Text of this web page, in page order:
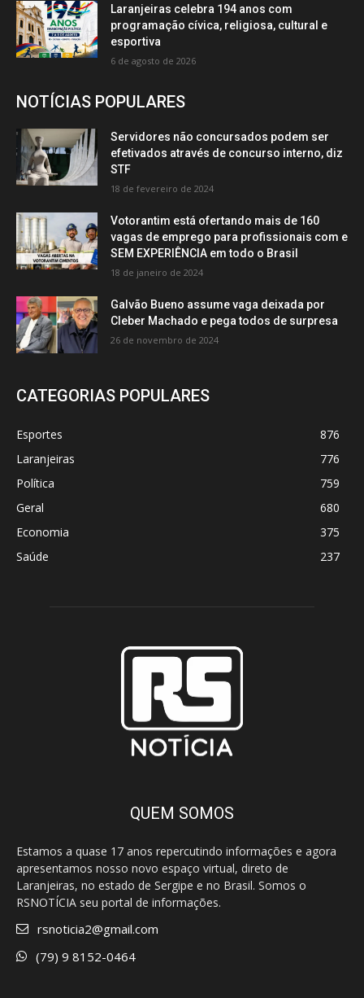
Laranjeiras celebra 194 anos com
programação cívica, religiosa, cultural e
esportiva
6 de agosto de 2026
NOTÍCIAS POPULARES
Servidores não concursados podem ser
efetivados através de concurso interno, diz
STF
18 de fevereiro de 2024
Votorantim está ofertando mais de 160
vagas de emprego para profissionais com e
SEM EXPERIÊNCIA em todo o Brasil
18 de janeiro de 2024
Galvão Bueno assume vaga deixada por
Cleber Machado e pega todos de surpresa
26 de novembro de 2024
CATEGORIAS POPULARES
Esportes
876
Laranjeiras
776
Política
759
Geral
680
Economia
375
Saúde
237
QUEM SOMOS
Estamos a quase 17 anos repercutindo informações e agora
apresentamos nosso novo espaço virtual, direto de
Laranjeiras, no estado de Sergipe e no Brasil. Somos o
RSNOTÍCIA seu portal de informações.
rsnoticia2@gmail.com
(79) 9 8152-0464